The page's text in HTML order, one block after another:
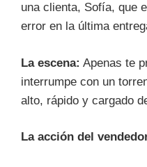
una clienta, Sofía, que
error en la última
La escena: Apenas te
interrumpe con un
alto, rápido y cargado
La acción del